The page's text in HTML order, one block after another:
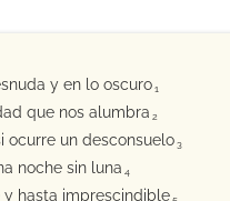
y en lo oscuro 1
que nos alumbra 2
ocurre un desconsuelo 3
noche sin luna 4
y hasta imprescindible